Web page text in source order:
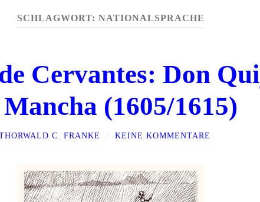
SCHLAGWORT: NATIONALSPRACHE
Cervantes: Don
(1605/1615)
C. FRANKE KEINE KOMMENTARE